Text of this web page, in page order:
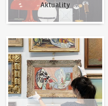
Aktuality
Nabídnout dílo